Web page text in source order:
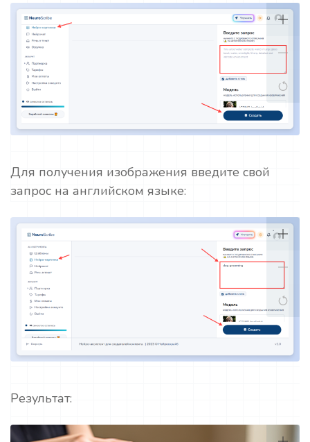
Для получения изображения введите свой
запрос на английском языке:
Результат: